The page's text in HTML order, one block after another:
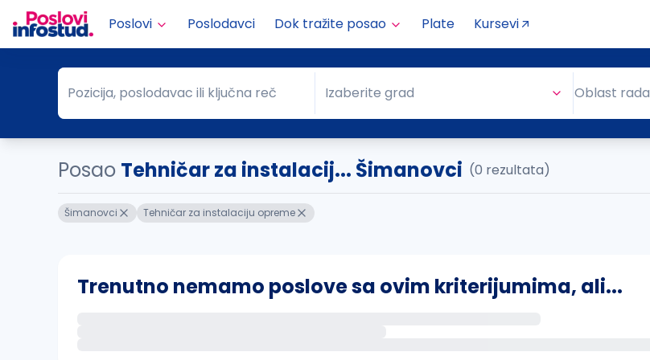
Poslovi Poslodavci Dok tražite posao Plate Kursevi
Pozicija, poslodavac ili ključna reč
Pozicija, poslodavac ili ključna reč Grad
Izaberite grad Oblast rada
Posao Tehničar za instalacij... Šimanovci (0 rezultata)
Šimanovci Tehničar za instalaciju opreme
Trenutno nemamo poslove sa ovim kriterijumima, ali...